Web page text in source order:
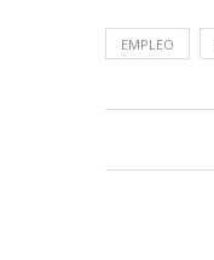
EMPLEO